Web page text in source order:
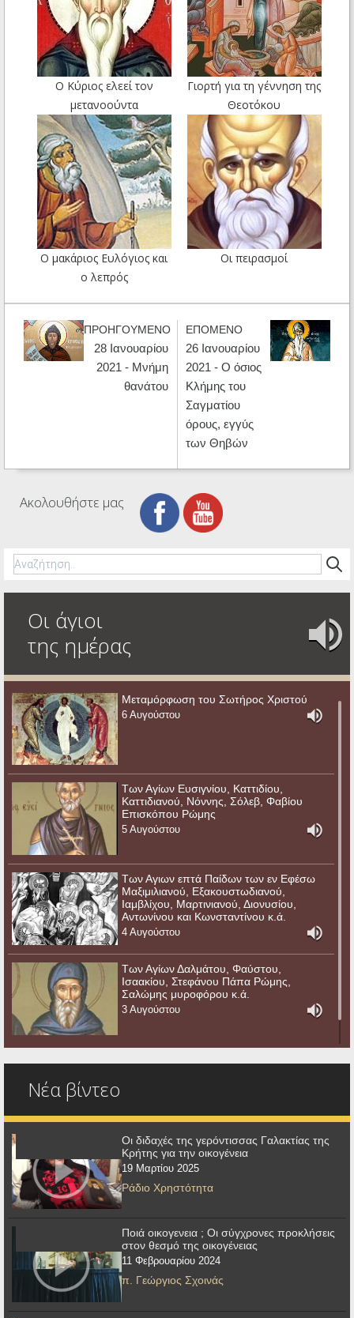
Ο Κύριος ελεεί τον
μετανοούντα
Γιορτή για τη γέννηση της
Θεοτόκου
Ο μακάριος Ευλόγιος και
ο λεπρός
Οι πειρασμοί
ΠΡΟΗΓΟΥΜΕΝΟ
28 Ιανουαρίου
2021 - Μνήμη
θανάτου
ΕΠΟΜΕΝΟ
26 Ιανουαρίου
2021 - Ο όσιος
Κλήμης του
Σαγματίου
όρους, εγγύς
των Θηβών
Ακολουθήστε μας
Οι άγιοι
της ημέρας
Μεταμόρφωση του Σωτήρος Χριστού
6 Αυγούστου
Των Αγίων Ευσιγνίου, Καττιδίου,
Καττιδιανού, Νόννης, Σόλεβ, Φαβίου
Επισκόπου Ρώμης
5 Αυγούστου
Των Αγιων επτά Παίδων των εν Εφέσω
Μαξιμιλιανού, Εξακουστωδιανού,
Ιαμβλίχου, Μαρτινιανού, Διονυσίου,
Αντωνίνου και Κωνσταντίνου κ.ά.
4 Αυγούστου
Των Αγίων Δαλμάτου, Φαύστου,
Ισαακίου, Στεφάνου Πάπα Ρώμης,
Σαλώμης μυροφόρου κ.ά.
3 Αυγούστου
Νέα βίντεο
Οι διδαχές της γερόντισσας Γαλακτίας της
Κρήτης για την οικογένεια
19 Μαρτίου 2025
Ράδιο Χρηστότητα
Ποιά οικογενεια ; Οι σύγχρονες προκλήσεις
στον θεσμό της οικογένειας
11 Φεβρουαρίου 2024
π. Γεώργιος Σχοινάς